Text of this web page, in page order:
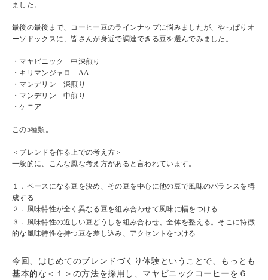
ました。
最後の最後まで、コーヒー豆のラインナップに悩みましたが、やっぱりオ
ーソドックスに、皆さんが身近で調達できる豆を選んでみました。
・マヤビニック 中深煎り
・キリマンジャロ AA
・マンデリン 深煎り
・マンデリン 中煎り
・ケニア
この5種類。
＜ブレンドを作る上での考え方＞
一般的に、こんな風な考え方があると言われています。
１．ベースになる豆を決め、その豆を中心に他の豆で風味のバランスを構
成する
２．風味特性が全く異なる豆を組み合わせて風味に幅をつける
３．風味特性の近しい豆どうしを組み合わせ、全体を整える。そこに特徴
的な風味特性を持つ豆を差し込み、アクセントをつける
今回、はじめてのブレンドづくり体験ということで、もっとも
基本的な＜１＞の方法を採用し、マヤビニックコーヒーを６